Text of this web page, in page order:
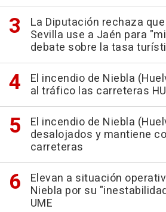
La Diputación rechaza
Sevilla use a Jaén para
debate sobre la tasa
El incendio de Niebla
al tráfico las carreteras
El incendio de Niebla
desalojados y mantiene
carreteras
Elevan a situación
Niebla por su
UME